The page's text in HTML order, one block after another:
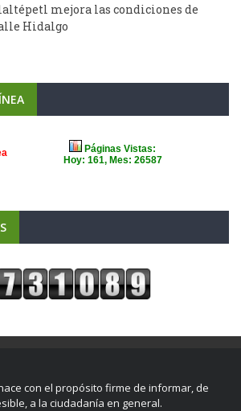
mejora las condiciones de
Hidalgo
con el propósito firme de informar, de
a la ciudadanía en general.